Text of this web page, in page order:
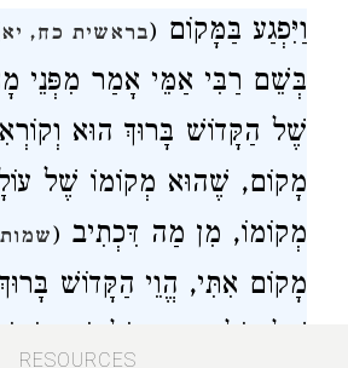
וַיִּפְגַע בַּמָּקוֹם (בראשית כח, יא
בְּשֵׁם רַבִּי אַמֵּי אָמַר מִפְּנֵי
שֶׁל הַקָּדוֹשׁ בָּרוּךְ הוּא
מָקוֹם, שֶׁהוּא מְקוֹמוֹ שֶׁל
מְקוֹמוֹ, מִן מַה דִּכְתִיב (
מָקוֹם אִתִּי, הֱוֵי הַקָּדוֹשׁ
שֶׁל עוֹלָם וְאֵין עוֹלָמוֹ
RESOURCES